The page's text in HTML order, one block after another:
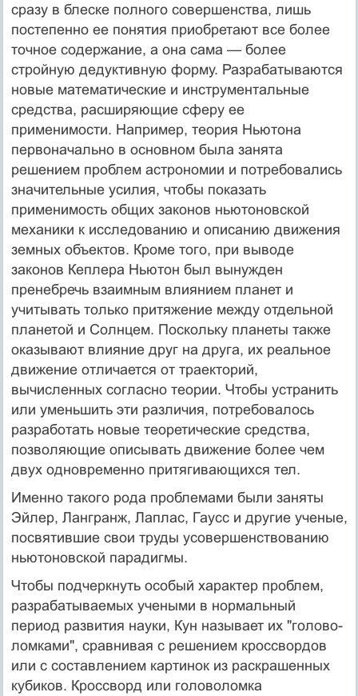
сразу в блеске полного совершенства, лишь
постепенно ее понятия приобретают все более
точное содержание, а она сама — более
стройную дедуктивную форму. Разрабатываются
новые математические и инструментальные
средства, расширяющие сферу ее
применимости. Например, теория Ньютона
первоначально в основном была занята
решением проблем астрономии и потребовались
значительные усилия, чтобы показать
применимость общих законов ньютоновской
механики к исследованию и описанию движения
земных объектов. Кроме того, при выводе
законов Кеплера Ньютон был вынужден
пренебречь взаимным влиянием планет и
учитывать только притяжение между отдельной
планетой и Солнцем. Поскольку планеты также
оказывают влияние друг на друга, их реальное
движение отличается от траекторий,
вычисленных согласно теории. Чтобы устранить
или уменьшить эти различия, потребовалось
разработать новые теоретические средства,
позволяющие описывать движение более чем
двух одновременно притягивающихся тел.
Именно такого рода проблемами были заняты
Эйлер, Лангранж, Лаплас, Гаусс и другие ученые,
посвятившие свои труды усовершенствованию
нью­тоновской парадигмы.
Чтобы подчеркнуть особый характер проблем,
разрабатываемых уче­ными в нормальный
период развития науки, Кун называет их "голово­
ломками", сравнивая с решением кроссвордов
или с составлением картинок из раскрашенных
кубиков. Кроссворд или головоломка